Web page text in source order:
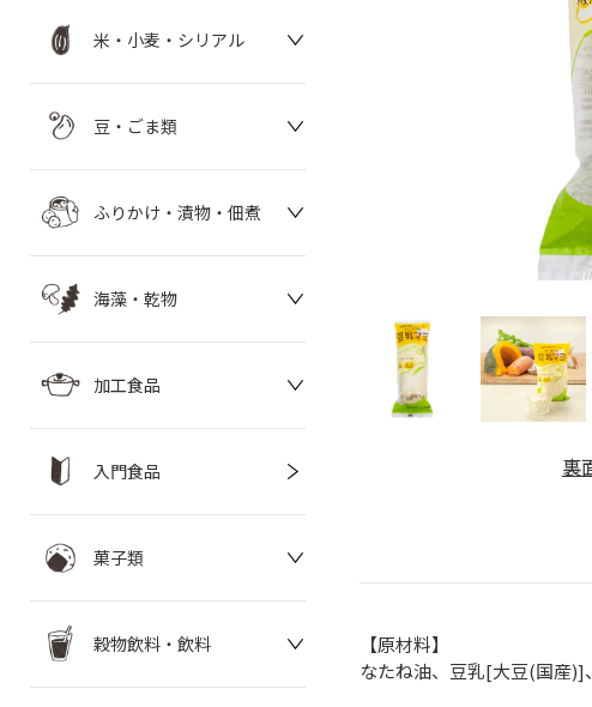
米・小麦・シリアル
豆・ごま類
ふりかけ・漬物・佃煮
海藻・乾物
加工食品
入門食品
菓子類
穀物飲料・飲料
裏
【原材料】
なたね油、豆乳[大豆(国産)]